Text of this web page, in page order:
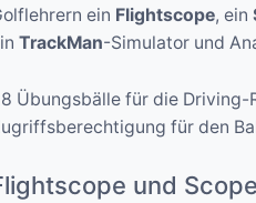
ein Flightscope, ein
TrackMan-Simulator und
Übungsbälle für die Driving-
für den
und